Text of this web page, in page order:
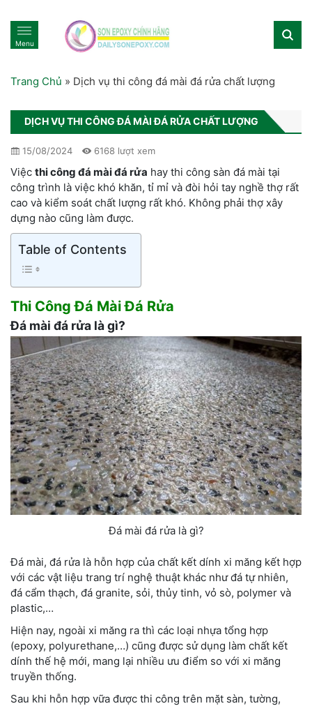
Menu
Trang Chủ » Dịch vụ thi công đá mài đá rửa chất lượng
DỊCH VỤ THI CÔNG ĐÁ MÀI ĐÁ RỬA CHẤT LƯỢNG
15/08/2024 6168 lượt xem
Việc thi công đá mài đá rửa hay thi công sàn đá mài tại
công trình là việc khó khăn, tỉ mỉ và đòi hỏi tay nghề thợ rất
cao và kiểm soát chất lượng rất khó. Không phải thợ xây
dựng nào cũng làm được.
Table of Contents
Thi Công Đá Mài Đá Rửa
Đá mài đá rửa là gì?
Đá mài đá rửa là gì?
Đá mài, đá rửa là hỗn hợp của chất kết dính xi măng kết hợp
với các vật liệu trang trí nghệ thuật khác như đá tự nhiên,
đá cẩm thạch, đá granite, sỏi, thủy tinh, vỏ sò, polymer và
plastic,…
Hiện nay, ngoài xi măng ra thì các loại nhựa tổng hợp
(epoxy, polyurethane,…) cũng được sử dụng làm chất kết
dính thế hệ mới, mang lại nhiều ưu điểm so với xi măng
truyền thống.
Sau khi hỗn hợp vữa được thi công trên mặt sàn, tường,